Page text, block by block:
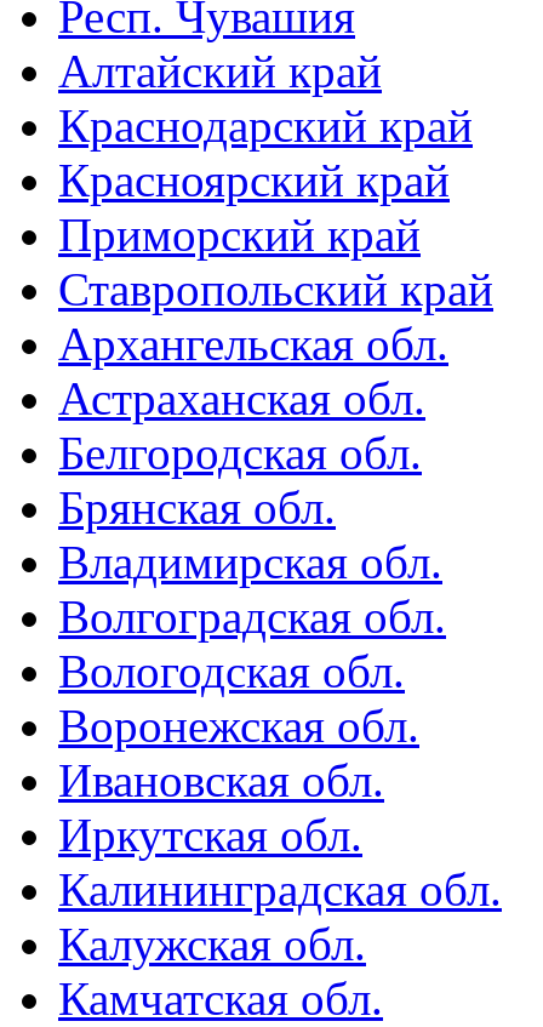
Респ. Чувашия
Алтайский край
Краснодарский край
Красноярский край
Приморский край
Ставропольский край
Архангельская обл.
Астраханская обл.
Белгородская обл.
Брянская обл.
Владимирская обл.
Волгоградская обл.
Вологодская обл.
Воронежская обл.
Ивановская обл.
Иркутская обл.
Калининградская обл.
Калужская обл.
Камчатская обл.